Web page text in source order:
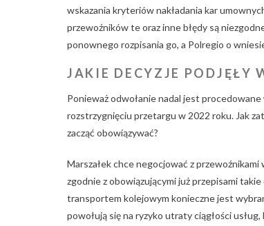
wskazania kryteriów nakładania kar
przewoźników te oraz inne błędy są
ponownego rozpisania go, a Polregio o
JAKIE DECYZJE PODJĘŁY
Ponieważ odwołanie nadal jest
rozstrzygnięciu przetargu w 2022 roku. Jak
zacząć obowiązywać?
Marszałek chce negocjować z
zgodnie z obowiązującymi już przepisami
transportem kolejowym konieczne jest
powołują się na ryzyko utraty ciągłości